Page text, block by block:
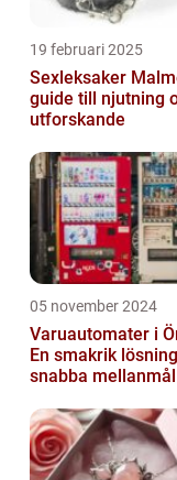
19 februari 2025
Sexleksaker
guide till njutning
utforskande
05 november 2024
Varuautomater i
En smakrik
snabba mellanmål